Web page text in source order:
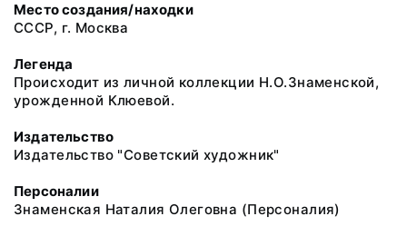
Место создания/находки
СССР, г. Москва
Легенда
Происходит из личной коллекции Н.О.Знаменской,
урожденной Клюевой.
Издательство
Издательство "Советский художник"
Персоналии
Знаменская Наталия Олеговна (Персоналия)